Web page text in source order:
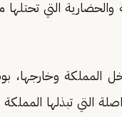
التي
المملكة وخارجها،
التي تبذلها